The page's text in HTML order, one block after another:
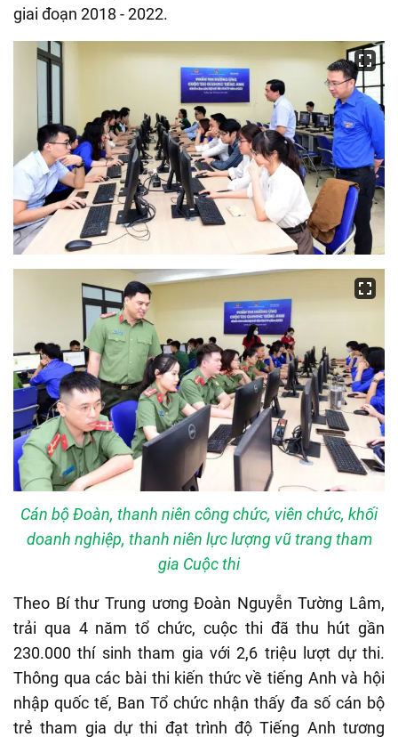
giai đoạn 2018 - 2022.
Cán bộ Đoàn, thanh niên công chức, viên chức, khối
doanh nghiệp, thanh niên lực lượng vũ trang tham
gia Cuộc thi
Theo Bí thư Trung ương Đoàn Nguyễn Tường Lâm,
trải qua 4 năm tổ chức, cuộc thi đã thu hút gần
230.000 thí sinh tham gia với 2,6 triệu lượt dự thi.
Thông qua các bài thi kiến thức về tiếng Anh và hội
nhập quốc tế, Ban Tổ chức nhận thấy đa số cán bộ
trẻ tham gia dự thi đạt trình độ Tiếng Anh tương